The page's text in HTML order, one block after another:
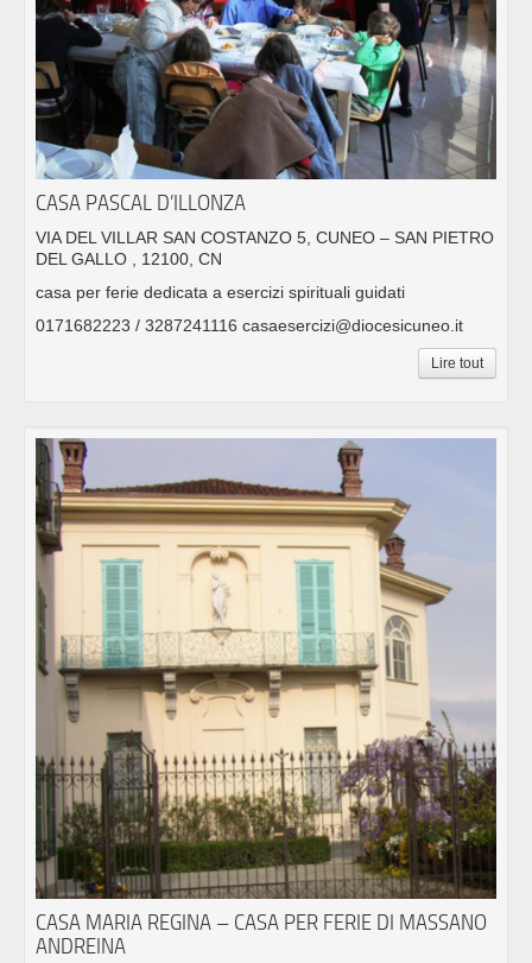
CASA PASCAL D’ILLONZA
VIA DEL VILLAR SAN COSTANZO 5, CUNEO – SAN PIETRO
DEL GALLO , 12100, CN
casa per ferie dedicata a esercizi spirituali guidati
0171682223 / 3287241116 casaesercizi@diocesicuneo.it
Lire tout
CASA MARIA REGINA – CASA PER FERIE DI MASSANO
ANDREINA